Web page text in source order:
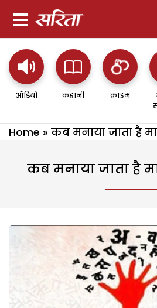
ऑडियो कहानी क्राइम
Home » कब मनाया जाता है
कब मनाया जाता है